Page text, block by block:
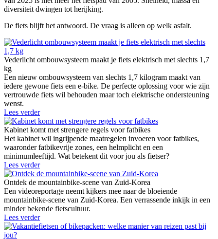
diversiteit dwingen tot herijking.
De fiets blijft het antwoord. De vraag is alleen op welk asfalt.
Vederlicht ombouwsysteem maakt je fiets elektrisch met slechts 1,7
kg
Een nieuw ombouwsysteem van slechts 1,7 kilogram maakt van
iedere gewone fiets een e-bike. De perfecte oplossing voor wie zijn
vertrouwde fiets wil behouden maar toch elektrische ondersteuning
wenst.
Lees verder
Kabinet komt met strengere regels voor fatbikes
Het kabinet wil ingrijpende maatregelen invoeren voor fatbikes,
waaronder fatbikevrije zones, een helmplicht en een
minimumleeftijd. Wat betekent dit voor jou als fietser?
Lees verder
Ontdek de mountainbike-scene van Zuid-Korea
Een videoreportage neemt kijkers mee naar de bloeiende
mountainbike-scene van Zuid-Korea. Een verrassende inkijk in een
minder bekende fietscultuur.
Lees verder